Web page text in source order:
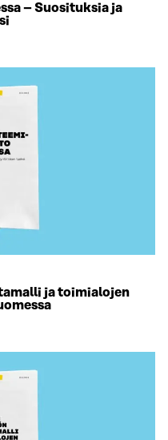
– Suosituksia ja
ja toimialojen